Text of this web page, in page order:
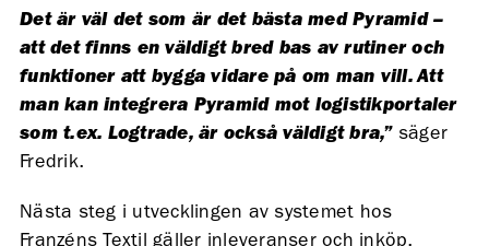
Det är väl det som är det bästa med Pyramid –
att det finns en väldigt bred bas av rutiner och
funktioner att bygga vidare på om man vill. Att
man kan integrera Pyramid mot logistikportaler
som t.ex. Logtrade, är också väldigt bra,”säger
Fredrik.
Nästa steg i utvecklingen av systemet hos
Franzéns Textil gäller inleveranser och inköp.